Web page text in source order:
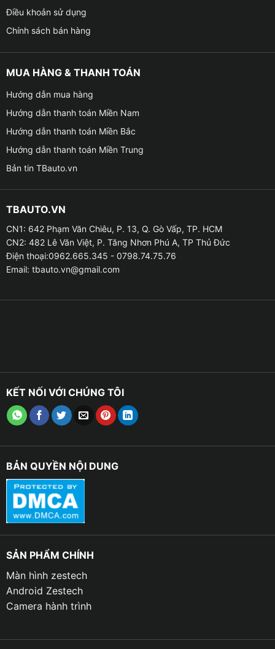
Điều khoản sử dụng
Chính sách bán hàng
MUA HÀNG & THANH TOÁN
Hướng dẫn mua hàng
Hướng dẫn thanh toán Miền Nam
Hướng dẫn thanh toán Miền Bắc
Hướng dẫn thanh toán Miền Trung
Bản tin TBauto.vn
TBAUTO.VN
CN1: 642 Phạm Văn Chiêu, P. 13, Q. Gò Vấp, TP. HCM
CN2: 482 Lê Văn Việt, P. Tăng Nhơn Phú A, TP Thủ Đức
Điện thoại:0962.665.345 - 0798.74.75.76
Email: tbauto.vn@gmail.com
KẾT NỐI VỚI CHÚNG TÔI
BẢN QUYỀN NỘI DUNG
SẢN PHẨM CHÍNH
Màn hình zestech
Android Zestech
Camera hành trình